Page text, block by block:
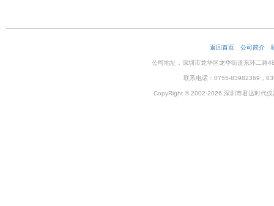
返回首页 公司简介
公司地址：深圳市龙华区龙华街道东环二
联系电话：0755-83982369，
CopyRight © 2002-2026 深圳市君达时代